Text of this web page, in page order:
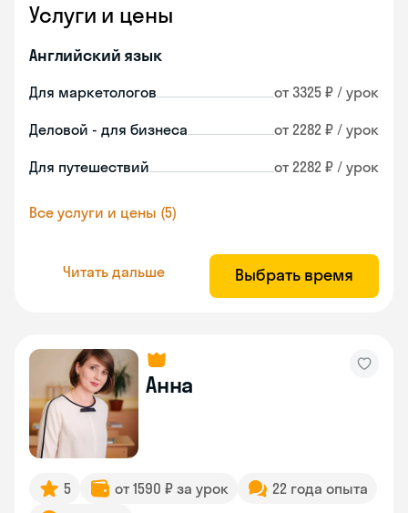
Услуги и цены
Английский язык
Для маркетологов от 3325 ₽ / урок
Деловой - для бизнеса от 2282 ₽ / урок
Для путешествий от 2282 ₽ / урок
Все услуги и цены (5)
Читать дальше Выбрать время
Анна
5 от 1590 ₽ за урок
22 года опыта